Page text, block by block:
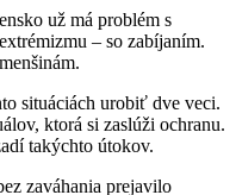
už má problém s
– so zabíjaním.
situáciách urobiť dve veci.
ktorá si zaslúži ochranu.
takýchto útokov.
zaváhania prejavilo